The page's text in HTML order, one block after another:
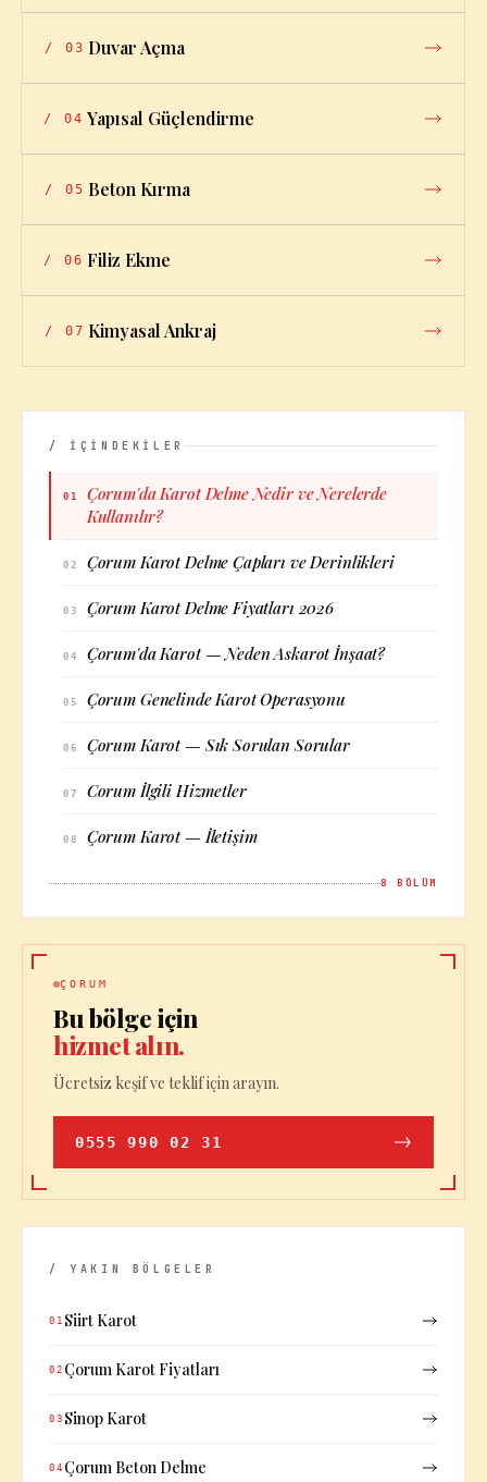
/ 03 Duvar Açma
/ 04 Yapısal Güçlendirme
/ 05 Beton Kırma
/ 06 Filiz Ekme
/ 07 Kimyasal Ankraj
/ İÇİNDEKİLER
01
Çorum'da Karot Delme Nedir ve Nerelerde
Kullanılır?
02 Çorum Karot Delme Çapları ve Derinlikleri
03 Çorum Karot Delme Fiyatları 2026
04 Çorum'da Karot — Neden Askarot İnşaat?
05 Çorum Genelinde Karot Operasyonu
06 Çorum Karot — Sık Sorulan Sorular
07 Corum İlgili Hizmetler
08 Çorum Karot — İletişim
8 BÖLÜM
ÇORUM
Bu bölge için
hizmet alın.
Ücretsiz keşif ve teklif için arayın.
0555 990 02 31
/ YAKIN BÖLGELER
01 Siirt Karot
02 Çorum Karot Fiyatları
03 Sinop Karot
04 Çorum Beton Delme